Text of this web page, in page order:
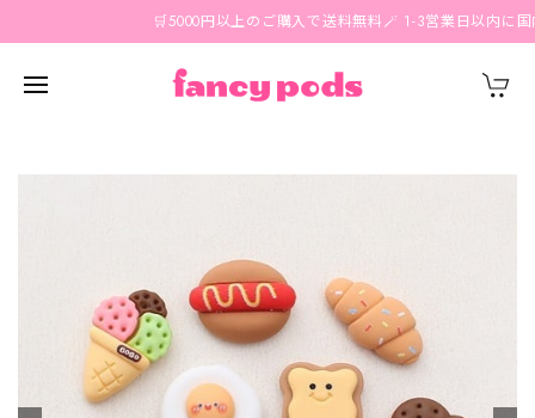
🛒5000円以上のご購入で送料無料🪄 1-3営業日以内に国内